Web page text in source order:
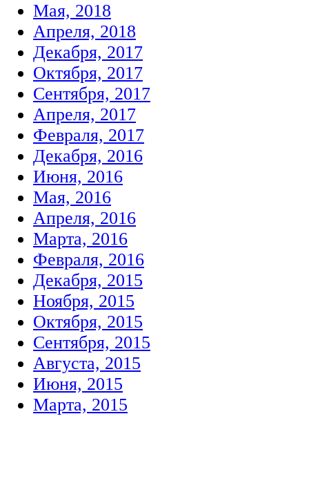
Мая, 2018
Апреля, 2018
Декабря, 2017
Октября, 2017
Сентября, 2017
Апреля, 2017
Февраля, 2017
Декабря, 2016
Июня, 2016
Мая, 2016
Апреля, 2016
Марта, 2016
Февраля, 2016
Декабря, 2015
Ноября, 2015
Октября, 2015
Сентября, 2015
Августа, 2015
Июня, 2015
Марта, 2015